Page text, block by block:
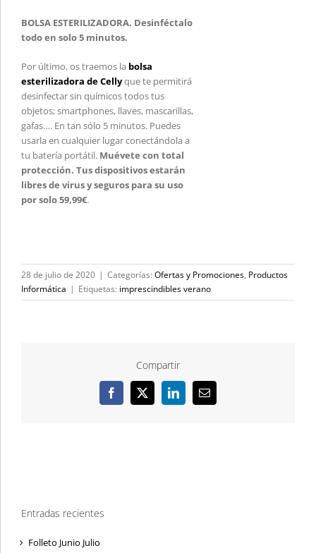
BOLSA ESTERILIZADORA. Desinféctalo
todo en solo 5 minutos.
Por último, os traemos la bolsa
esterilizadora de Cellyque te permitirá
desinfectar sin químicos todos tus
objetos; smartphones, llaves, mascarillas,
gafas…. En tan sólo 5 minutos. Puedes
usarla en cualquier lugar conectándola a
tu batería portátil. Muévete con total
protección. Tus dispositivos estarán
libres de virus y seguros para su uso
por solo 59,99€.
28 de julio de 2020 | Categorías: Ofertas y Promociones, Productos
Informática | Etiquetas: imprescindibles verano
Compartir
Facebook
X LinkedInCorreo
electrónico
Entradas recientes
Folleto Junio Julio